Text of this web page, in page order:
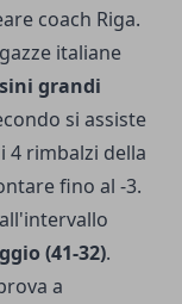
coach Riga.
italiane
grandi
si assiste
4 rimbalzi della
fino al -3.
(41-32).
a